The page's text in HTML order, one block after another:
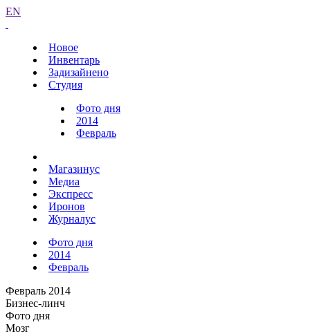
EN
Новое
Инвентарь
Задизайнено
Студия
Фото дня
2014
Февраль
Магазинус
Медиа
Экспресс
Иронов
Журналус
Фото дня
2014
Февраль
Февраль 2014
Бизнес-линч
Фото дня
Мозг